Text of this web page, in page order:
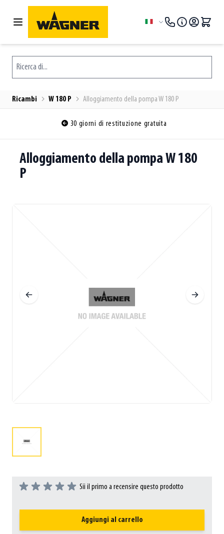
Salta al contenuto
Lingua
Ricerca di...
Ricambi W 180 P Alloggiamento della pompa W 180 P
30 giorni di restituzione gratuita
Alloggiamento della pompa W 180
P
Sii il primo a recensire questo prodotto
Aggiungi al carrello